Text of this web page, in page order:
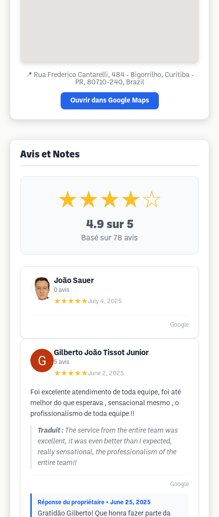
📍 Rua Frederico Cantarelli, 484 - Bigorrilho, Curitiba -
PR, 80710-240, Brazil
Ouvrir dans Google Maps
Avis et Notes
★★★★☆
4.9 sur 5
Basé sur 78 avis
João Sauer
0 avis
★★★★★July 4, 2025
Google
Gilberto João Tissot Junior
5 avis
★★★★★June 2, 2025
Foi excelente atendimento de toda equipe, foi até
melhor do que esperava , sensacional mesmo , o
profissionalismo de toda equipe !!
Traduit : The service from the entire team was
excellent, it was even better than I expected,
really sensational, the professionalism of the
entire team!!
Google
Réponse du propriétaire • June 25, 2025
Gratidão Gilberto! Que honra fazer parte da